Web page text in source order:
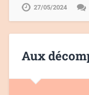
27/05/2024
Aux